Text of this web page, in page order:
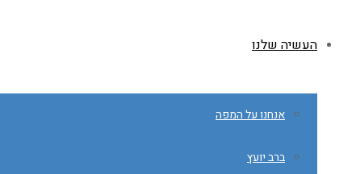
העשיה שלנו
אנחנו על המפה
ברב יועץ